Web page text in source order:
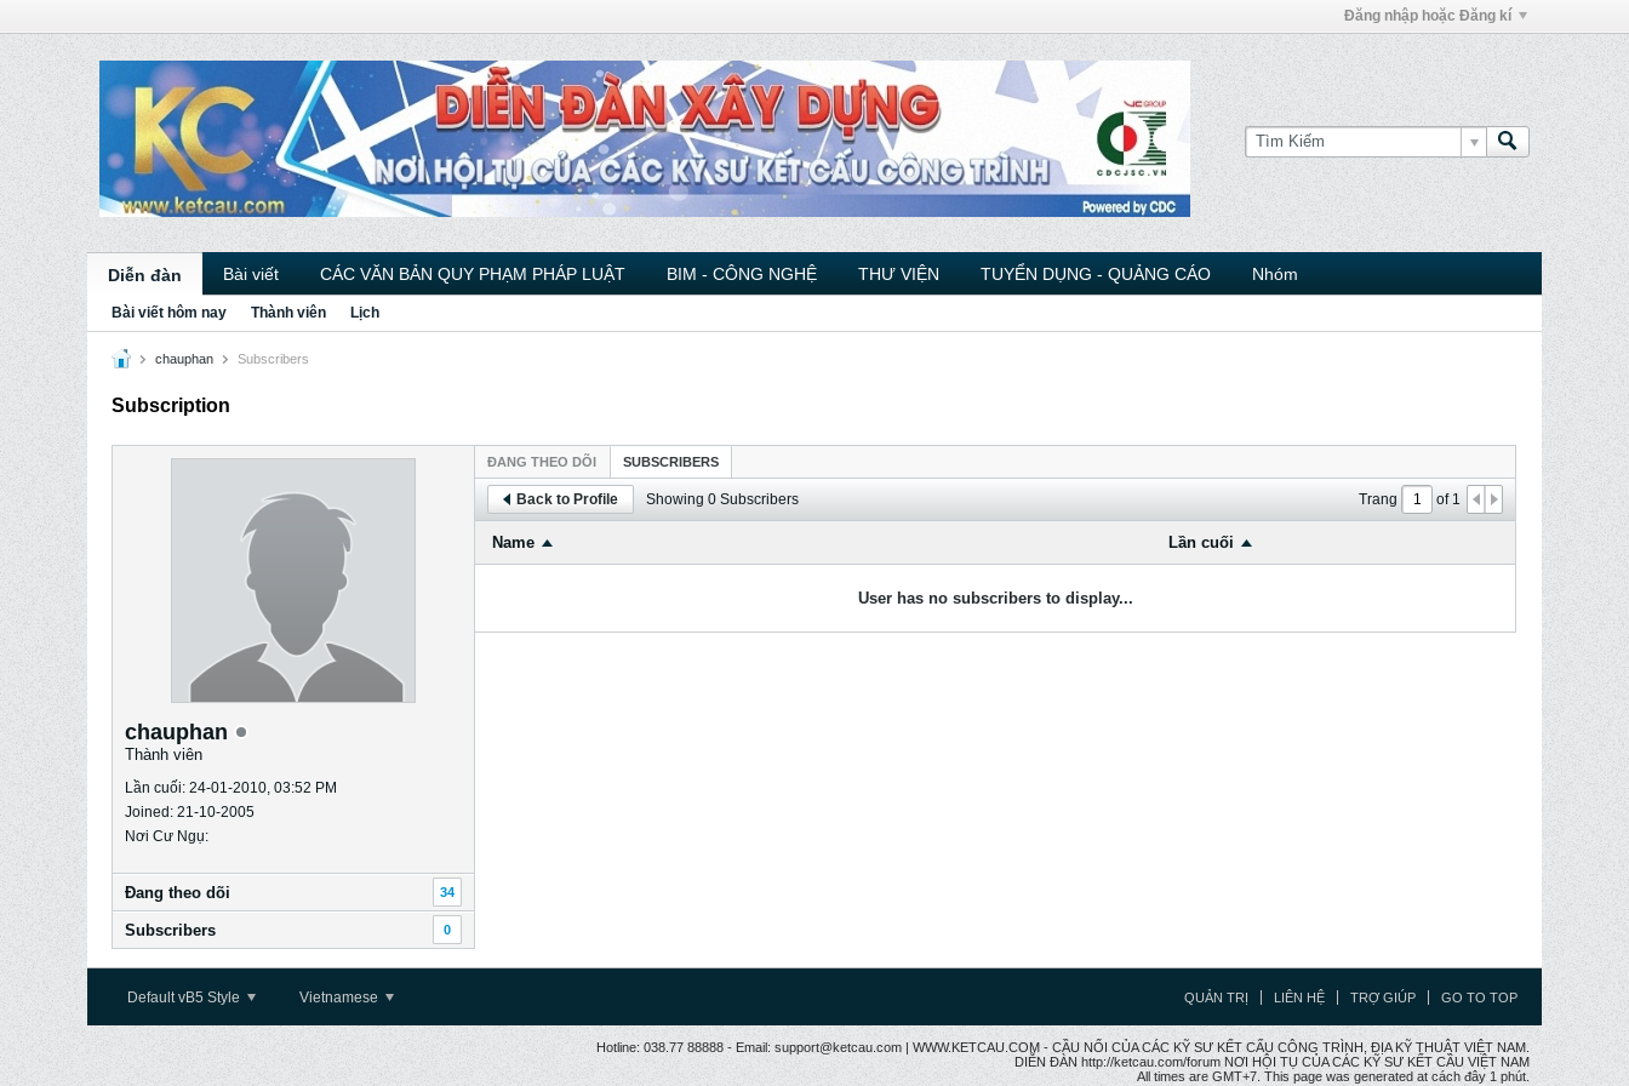
Đăng nhập hoặc Đăng kí
Diễn đàn Bài viết CÁC VĂN BẢN QUY PHẠM PHÁP LUẬT BIM - CÔNG NGHỆ THƯ VIỆN TUYỂN DỤNG - QUẢNG CÁO Nhóm
Bài viết hôm nay Thành viên Lịch
chauphan Subscribers
Subscription
chauphan
Thành viên
Lần cuối: 24-01-2010, 03:52 PM
Joined: 21-10-2005
Nơi Cư Ngụ:
Ðang theo dõi 34
Subscribers 0
ÐANG THEO DÕI SUBSCRIBERS
Back to Profile Showing 0 Subscribers Trang of1
Name Lần cuối
User has no subscribers to display...
Default vB5 Style Vietnamese QUẢN TRỊ LIÊN HỆ TRỢ GIÚP GO TO TOP
Hotline: 038.77 88888 - Email: support@ketcau.com | WWW.KETCAU.COM - CẦU NỐI CỦA CÁC KỸ SƯ KẾT CẤU CÔNG TRÌNH, ĐỊA KỸ THUẬT VIỆT NAM.
DIỄN ĐÀN http://ketcau.com/forum NƠI HỘI TỤ CỦA CÁC KỸ SƯ KẾT CÂU VIỆT NAM
All times are GMT+7. This page was generated at cách đây 1 phút.